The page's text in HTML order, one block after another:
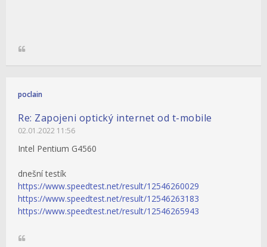
poclain
Re: Zapojeni optický internet od t-mobile
02.01.2022 11:56
Intel Pentium G4560
dnešní testík
https://www.speedtest.net/result/12546260029
https://www.speedtest.net/result/12546263183
https://www.speedtest.net/result/12546265943